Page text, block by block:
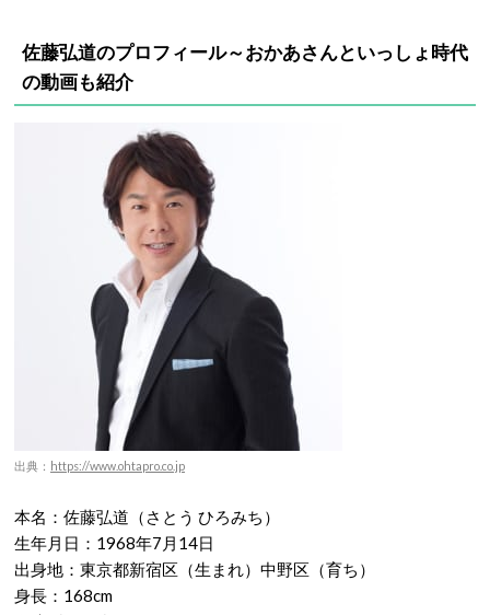
佐藤弘道のプロフィール～おかあさんといっしょ時代
の動画も紹介
出典： https://www.ohtapro.co.jp
本名：佐藤弘道（さとう ひろみち）
生年月日：1968年7月14日
出身地：東京都新宿区（生まれ）中野区（育ち）
身長：168cm